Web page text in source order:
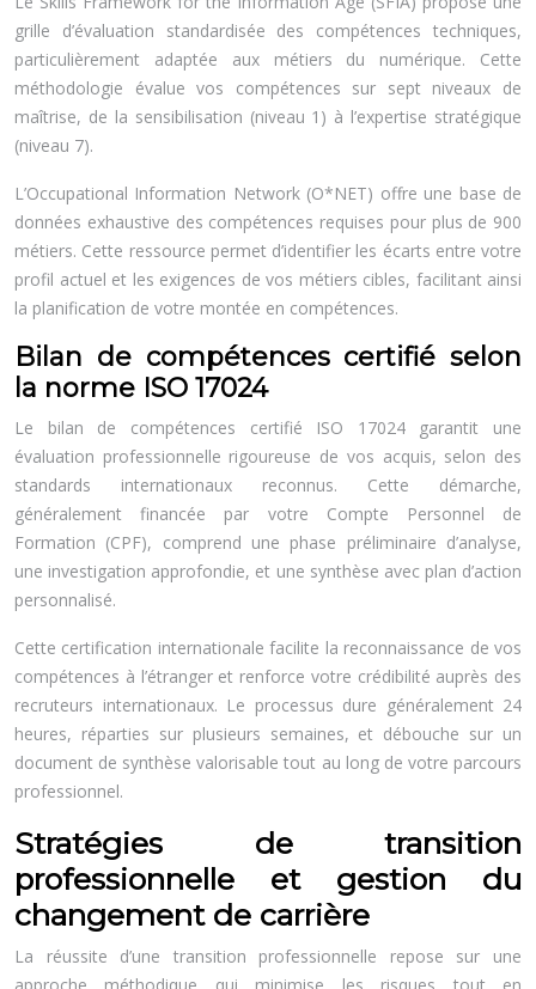
grille d’évaluation standardisée des compétences techniques,
particulièrement adaptée aux métiers du numérique. Cette
méthodologie évalue vos compétences sur sept niveaux de
maîtrise, de la sensibilisation (niveau 1) à l’expertise stratégique
(niveau 7).
L’Occupational Information Network (O*NET) offre une base de
données exhaustive des compétences requises pour plus de 900
métiers. Cette ressource permet d’identifier les écarts entre votre
profil actuel et les exigences de vos métiers cibles, facilitant ainsi
la planification de votre montée en compétences.
Bilan de compétences certifié selon
la norme ISO 17024
Le bilan de compétences certifié ISO 17024 garantit une
évaluation professionnelle rigoureuse de vos acquis, selon des
standards internationaux reconnus. Cette démarche,
généralement financée par votre Compte Personnel de
Formation (CPF), comprend une phase préliminaire d’analyse,
une investigation approfondie, et une synthèse avec plan d’action
personnalisé.
Cette certification internationale facilite la reconnaissance de vos
compétences à l’étranger et renforce votre crédibilité auprès des
recruteurs internationaux. Le processus dure généralement 24
heures, réparties sur plusieurs semaines, et débouche sur un
document de synthèse valorisable tout au long de votre parcours
professionnel.
Stratégies de transition
professionnelle et gestion du
changement de carrière
La réussite d’une transition professionnelle repose sur une